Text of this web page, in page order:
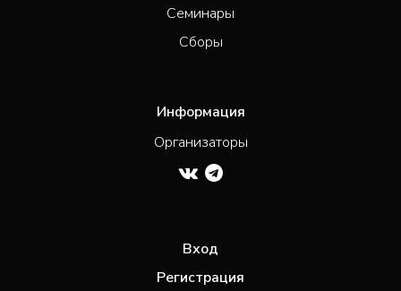
Семинары
Сборы
Информация
Организаторы
Вход
Регистрация